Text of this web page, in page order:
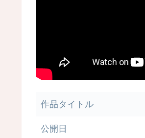
作品タイトル
公開日